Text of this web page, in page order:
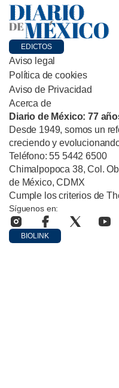
EDICTOS
Aviso legal
Política de cookies
Aviso de Privacidad
Acerca de
Diario de México: 77
Desde 1949, somos un
creciendo y
Teléfono: 55 5442 6500
Chimalpopoca 38, Col.
de México, CDMX
Cumple los criterios de
Síguenos en:
BIOLINK